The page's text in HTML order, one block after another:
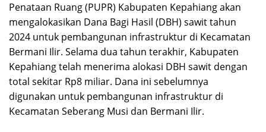
Penataan Ruang (PUPR) Kabupaten Kepahiang akan
mengalokasikan Dana Bagi Hasil (DBH) sawit tahun
2024 untuk pembangunan infrastruktur di Kecamatan
Bermani Ilir. Selama dua tahun terakhir, Kabupaten
Kepahiang telah menerima alokasi DBH sawit dengan
total sekitar Rp8 miliar. Dana ini sebelumnya
digunakan untuk pembangunan infrastruktur di
Kecamatan Seberang Musi dan Bermani Ilir.